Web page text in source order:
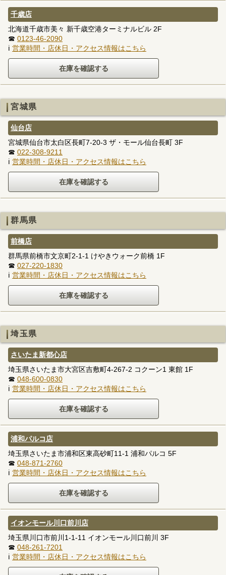
千歳店
北海道千歳市美々 新千歳空港ターミナルビル 2F
☎ 0123-46-2090
ℹ 営業時間・店休日・アクセス情報はこちら
宮城県
仙台店
宮城県仙台市太白区長町7-20-3 ザ・モール仙台長町 3F
☎ 022-308-9211
ℹ 営業時間・店休日・アクセス情報はこちら
群馬県
前橋店
群馬県前橋市文京町2-1-1 けやきウォーク前橋 1F
☎ 027-220-1830
ℹ 営業時間・店休日・アクセス情報はこちら
埼玉県
さいたま新都心店
埼玉県さいたま市大宮区吉敷町4-267-2 コクーン1 東館 1F
☎ 048-600-0830
ℹ 営業時間・店休日・アクセス情報はこちら
浦和パルコ店
埼玉県さいたま市浦和区東高砂町11-1 浦和パルコ 5F
☎ 048-871-2760
ℹ 営業時間・店休日・アクセス情報はこちら
イオンモール川口前川店
埼玉県川口市前川1-1-11 イオンモール川口前川 3F
☎ 048-261-7201
ℹ 営業時間・店休日・アクセス情報はこちら